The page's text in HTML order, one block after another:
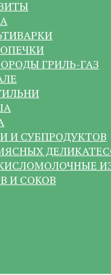
ГРИЛЬ-ГАЗ
И СУБПРОДУКТОВ
И СОКОВ